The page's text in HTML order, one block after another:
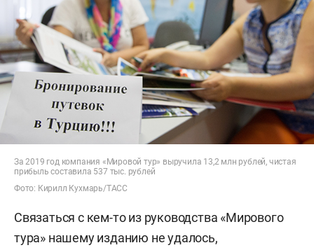
За 2019 год компания «Мировой тур» выручила 13,2 млн рублей, чистая
прибыль составила 537 тыс. рублей
Фото: Кирилл Кухмарь/ТАСС
Связаться с кем-то из руководства «Мирового
тура» нашему изданию не удалось,